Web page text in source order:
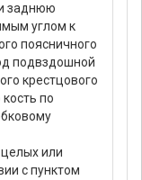
заднюю
углом к
поясничного
подвздошной
крестцового
по
или
с пунктом